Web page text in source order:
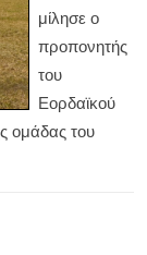
μίλησε ο
προπονητής
του
Εορδαϊκού
ομάδας του